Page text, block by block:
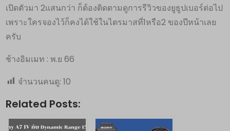
เปิดตัวมา 2แสนกว่า ก็ต้องติดตามดูการรีวิวของยูธูปเบอร์ต่อไป
เพราะใครจองไว้ก็คงได้ใช้ในไตรมาสที่1หรือ2 ของปีหน้าเลย
ครับ
ช้างอิมเมท : พ.ย 66
จำนวนคนดู: 10
Related Posts: